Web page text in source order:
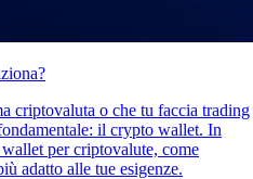
criptovaluta o che tu faccia trading
il crypto wallet. In
per criptovalute, come
adatto alle tue esigenze.